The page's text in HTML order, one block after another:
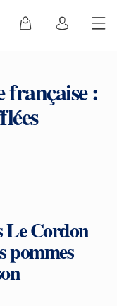
française :
Le Cordon
pommes